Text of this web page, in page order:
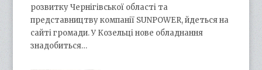
розвитку Чернігівської області та
представництву компанії SUNPOWER, йдеться на
сайті громади. У Козельці нове обладнання
знадобиться…